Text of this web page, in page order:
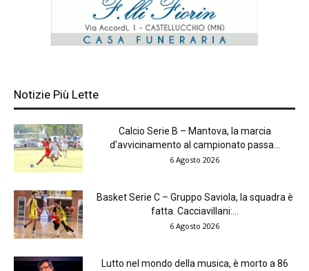
Notizie Più Lette
Calcio Serie B – Mantova, la marcia
d’avvicinamento al campionato passa...
6 Agosto 2026
Basket Serie C – Gruppo Saviola, la squadra è
fatta. Cacciavillani:...
6 Agosto 2026
Lutto nel mondo della musica, è morto a 86